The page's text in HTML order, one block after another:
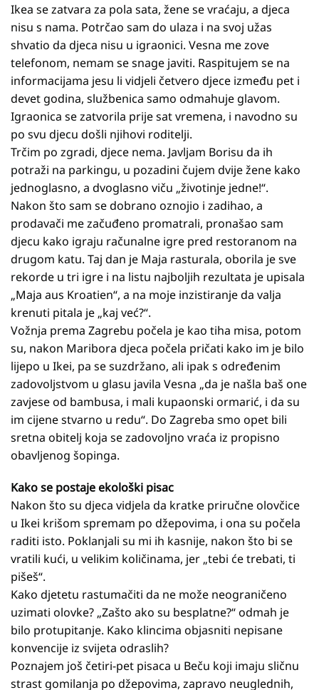
Ikea se zatvara za pola sata, žene se vraćaju, a djeca
nisu s nama. Potrčao sam do ulaza i na svoj užas
shvatio da djeca nisu u igraonici. Vesna me zove
telefonom, nemam se snage javiti. Raspitujem se na
informacijama jesu li vidjeli četvero djece između pet i
devet godina, službenica samo odmahuje glavom.
Igraonica se zatvorila prije sat vremena, i navodno su
po svu djecu došli njihovi roditelji.
Trčim po zgradi, djece nema. Javljam Borisu da ih
potraži na parkingu, u pozadini čujem dvije žene kako
jednoglasno, a dvoglasno viču „životinje jedne!“.
Nakon što sam se dobrano oznojio i zadihao, a
prodavači me začuđeno promatrali, pronašao sam
djecu kako igraju računalne igre pred restoranom na
drugom katu. Taj dan je Maja rasturala, oborila je sve
rekorde u tri igre i na listu najboljih rezultata je upisala
„Maja aus Kroatien“, a na moje inzistiranje da valja
krenuti pitala je „kaj već?“.
Vožnja prema Zagrebu počela je kao tiha misa, potom
su, nakon Maribora djeca počela pričati kako im je bilo
lijepo u Ikei, pa se suzdržano, ali ipak s određenim
zadovoljstvom u glasu javila Vesna „da je našla baš one
zavjese od bambusa, i mali kupaonski ormarić, i da su
im cijene stvarno u redu“. Do Zagreba smo opet bili
sretna obitelj koja se zadovoljno vraća iz propisno
obavljenog šopinga.
Kako se postaje ekološki pisac
Nakon što su djeca vidjela da kratke priručne olovčice
u Ikei krišom spremam po džepovima, i ona su počela
raditi isto. Poklanjali su mi ih kasnije, nakon što bi se
vratili kući, u velikim količinama, jer „tebi će trebati, ti
pišeš“.
Kako djetetu rastumačiti da ne može neograničeno
uzimati olovke? „Zašto ako su besplatne?“ odmah je
bilo protupitanje. Kako klincima objasniti nepisane
konvencije iz svijeta odraslih?
Poznajem još četiri-pet pisaca u Beču koji imaju sličnu
strast gomilanja po džepovima, zapravo neuglednih,